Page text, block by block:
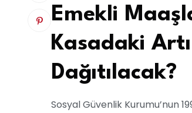
Emekli
Kasadaki
Dağıtılacak?
Sosyal Güvenlik Kurumu’nun